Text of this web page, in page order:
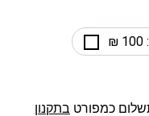
: 100 ₪
כמפורט בתקנון